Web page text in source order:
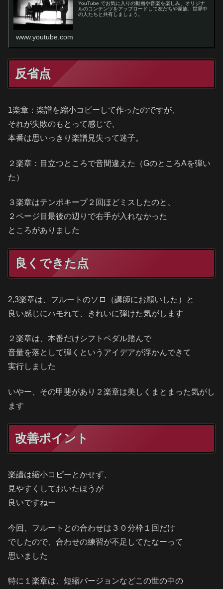
YouTube でお気に入りの動画や音楽を楽しみ、オリジナ
ルのコンテンツをアップロードして友だちや家族、世界中
の人たちと共有しましょう。
www.youtube.com
反省点
1楽章：楽譜を縮小コピーして作ったのですが、
それが失敗のもとって感じで、
本番は思いっきり楽譜見失って迷子。
２楽章：目立つところで音間違えた（GのところAを弾い
た）
３楽章はテンポキープ２回ほどミスしたのと、
２ページ目最後の辺りで右手が入れなかった
ところがありました
良くできた点
2,3楽章は、フルートのソロ（講師にお願いした）と
良い感じにハモれて、きれいに弾けた気がします
２楽章は、本番だけシフトペダル踏んで
音量を落として弾くというアイデアが浮かんできて
実行しました
いやー、その甲斐があり２楽章は美しくまとまった気がし
ます
改善ポイント
楽譜は縮小コピーとかせず、
見やすくしておいたほうが
良いですねー
今回、フルートとの合わせは３０分枠１回だけ
でしたので、合わせの練習が不足してたなーって
思いました
特に１楽章は、短縮バージョンなどこの世の中の